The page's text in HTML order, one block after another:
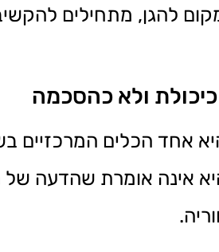
להגן, מתחילים
ולא כהסכמה
אחד הכלים המרכזיים
אינה אומרת שהדעה של